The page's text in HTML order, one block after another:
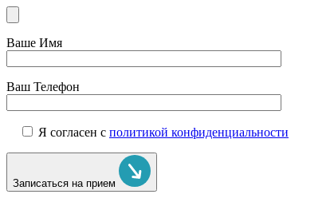
Ваше Имя
Ваш Телефон
Я согласен с политикой конфиденциальности
Записаться на прием